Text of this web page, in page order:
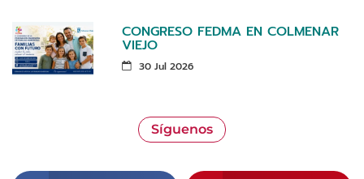
CONGRESO FEDMA EN COLMENAR
VIEJO
30 Jul 2026
Síguenos